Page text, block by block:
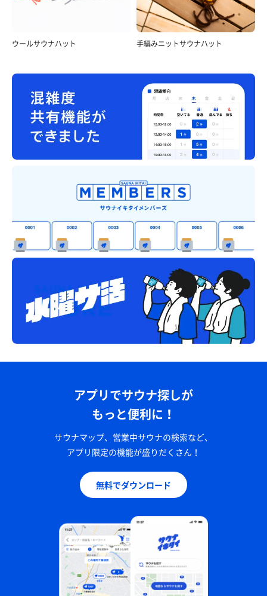
ウールサウナハット 手編みニットサウナハット
アプリでサウナ探しが
もっと便利に！
サウナマップ、営業中サウナの検索など、
アプリ限定の機能が盛りだくさん！
無料でダウンロード